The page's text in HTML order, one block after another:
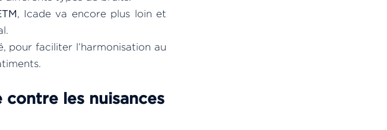
, Icade va encore plus loin et
pour faciliter l’harmonisation au
contre les nuisances